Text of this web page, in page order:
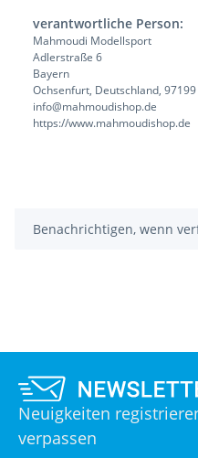
verantwortliche Person:
Mahmoudi Modellsport
Adlerstraße 6
Bayern
Ochsenfurt, Deutschland, 97199
info@mahmoudishop.de
https://www.mahmoudishop.de
Benachrichtigen, wenn
Neuigkeiten
verpassen